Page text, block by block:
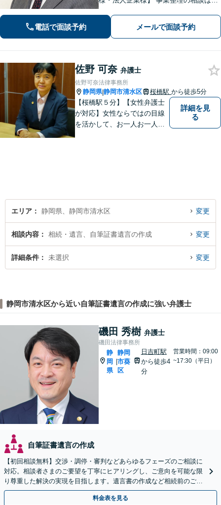
不倫慰謝料・交通事故・借金・刑事事
件・賃貸トラブルなど身近な法律問題
電話で面談予約 メールで面談予約
佐野 可奈 弁護士
佐野可奈法律事務所
静岡県|静岡市清水区 桜橋駅 から徒歩5分
【桜橋駅５分】【女性弁護士
が対応】女性ならではの目線
を活かして、お一人お一人の
詳細を見
る
エリア 静岡県、静岡市清水区 変更
相談内容 相続・遺言、自筆証書遺言の作成 変更
詳細条件 未選択 変更
静岡市清水区から近い自筆証書遺言の作成に強い弁護士
磯田 秀樹 弁護士
磯田法律事務所
静
岡
県
静岡
市葵
区
日吉町駅
から徒歩4
分
営業時間：09:00
~17:30（平日）
自筆証書遺言の作成
【初回相談無料】交渉・調停・審判などあらゆるフェーズのご相談に
対応。相談者さまのご要望を丁寧にヒアリングし、ご意向を可能な限
り尊重した解決の実現を目指します。遺言書の作成など相続前のご相
談もお任せください【完全個室で対応】
料金表を見る